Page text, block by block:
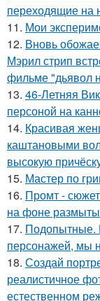
переходящие на
11. Мои
12. Вновь
Мэрил стрип
фильме "дьявол
13. 46-Летняя
персоной на
14. Красивая
каштановыми
высокую
15. Мастер по
16. Промт -
на фоне
17. Подопытные.
персонажей, мы
18. Создай
реалистичное
естественном